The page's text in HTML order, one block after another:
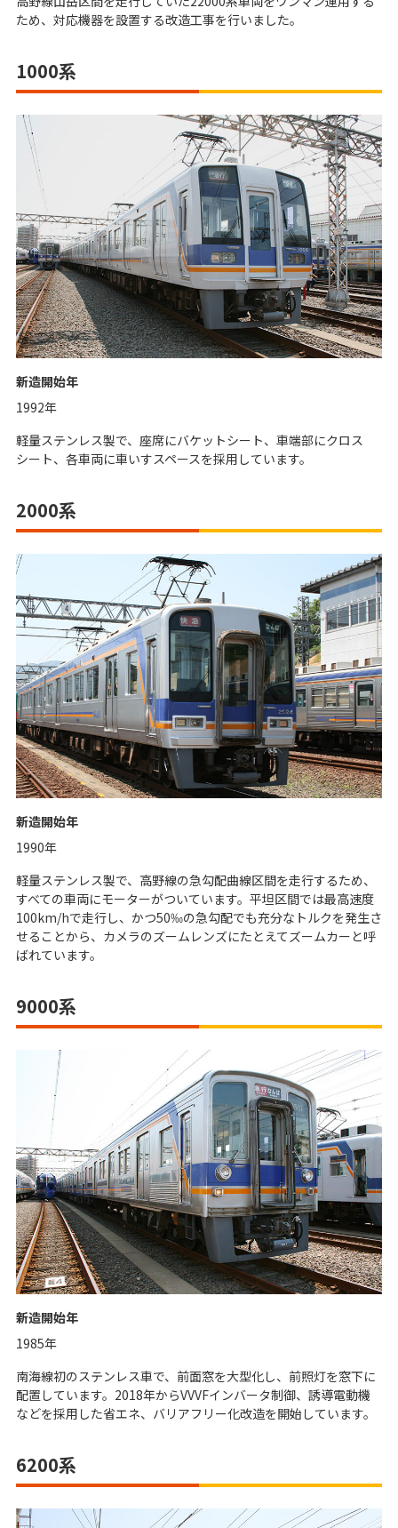
ため、対応機器を設置する改造工事を行いました。
1000系
新造開始年
1992年
軽量ステンレス製で、座席にバケットシート、車端部にクロス
シート、各車両に車いすスペースを採用しています。
2000系
新造開始年
1990年
軽量ステンレス製で、高野線の急勾配曲線区間を走行するため、
すべての車両にモーターがついています。平坦区間では最高速度
100km/hで走行し、かつ50‰の急勾配でも充分なトルクを発生さ
せることから、カメラのズームレンズにたとえてズームカーと呼
ばれています。
9000系
新造開始年
1985年
南海線初のステンレス車で、前面窓を大型化し、前照灯を窓下に
配置しています。2018年からVVVFインバータ制御、誘導電動機
などを採用した省エネ、バリアフリー化改造を開始しています。
6200系